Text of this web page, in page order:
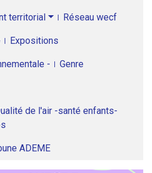
territorial Réseau wecf
Expositions
- Genre
de l'air -santé enfants-
ADEME